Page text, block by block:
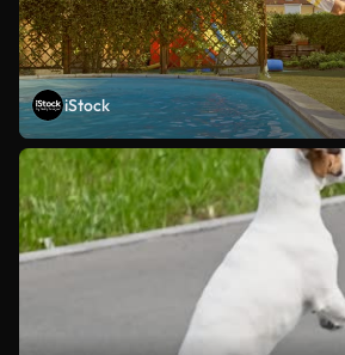
iStock